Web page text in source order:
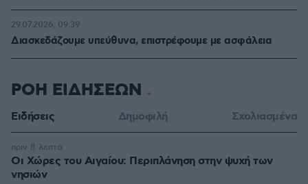
Διασκεδάζουμε υπεύθυνα, επιστρέφουμε με ασφάλεια
29.07.2026, 09:39
ΡΟΗ ΕΙΔΗΣΕΩΝ
Ειδήσεις Δημοφιλή Σχολιασμένα
Οι Xώρες του Αιγαίου: Περιπλάνηση στην ψυχή των
νησιών
πριν 8 λεπτά